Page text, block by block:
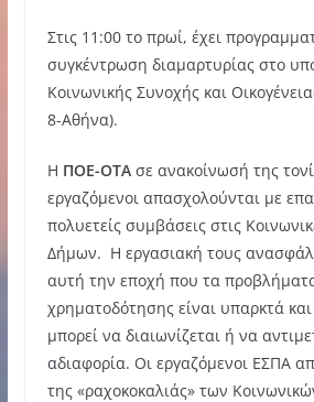
Στις 11:00 το πρωί, έχει
συγκέντρωση διαμαρτυρίας στο
Κοινωνικής Συνοχής και
8-Αθήνα).
Η ΠΟΕ-ΟΤΑσε ανακοίνωσή της
εργαζόμενοι απασχολούνται με
πολυετείς συμβάσεις στις
Δήμων. Η εργασιακή τους
αυτή την εποχή που τα
χρηματοδότησης είναι υπαρκτά και
μπορεί να διαιωνίζεται ή να
αδιαφορία. Οι εργαζόμενοι ΕΣΠΑ
της «ραχοκοκαλιάς» των